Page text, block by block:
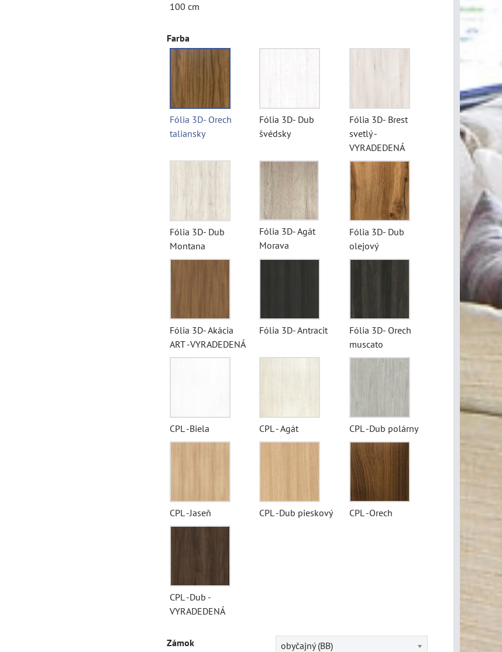
100 cm
Farba
Fólia 3D- Orech
taliansky
Fólia 3D- Dub
švédsky
Fólia 3D- Brest
svetlý -
VYRADEDENÁ
Fólia 3D- Dub
Montana
Fólia 3D- Agát
Morava
Fólia 3D- Dub
olejový
Fólia 3D- Akácia
ART -VYRADEDENÁ
Fólia 3D- Antracit
Fólia 3D- Orech
muscato
CPL -Biela CPL - Agát CPL -Dub polárny
CPL -Jaseň CPL -Dub pieskový CPL -Orech
CPL -Dub -
VYRADEDENÁ
Zámok obyčajný (BB)